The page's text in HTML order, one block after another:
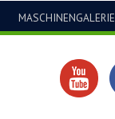
MASCHINENGALERIE